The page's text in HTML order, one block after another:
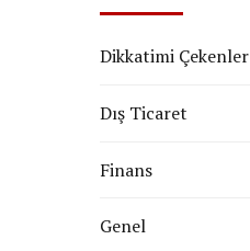
Dikkatimi Çekenler
Dış Ticaret
Finans
Genel